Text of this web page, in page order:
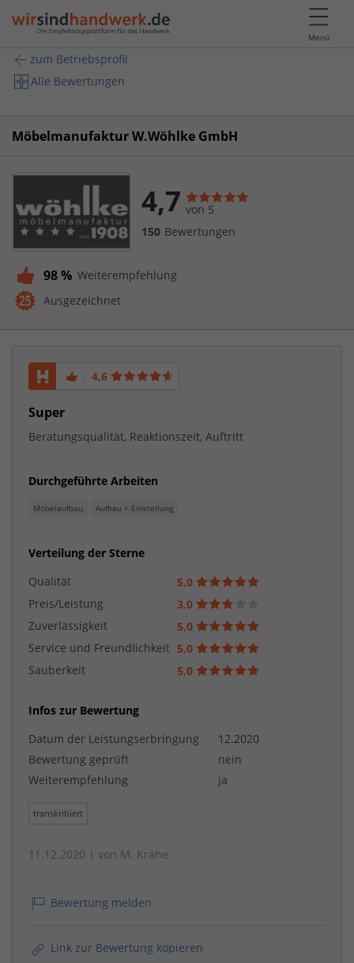
Menü
zum Betriebsprofil
Alle Bewertungen
Möbelmanufaktur W.Wöhlke GmbH
4,7 von 5
150 Bewertungen
98 % Weiterempfehlung
Ausgezeichnet
4,6
Super
Beratungsqualität, Reaktionszeit, Auftritt
Durchgeführte Arbeiten
Möbelaufbau Aufbau + Einstellung
Verteilung der Sterne
5,0
Qualität
3,0
Preis/Leistung
5,0
Zuverlässigkeit
5,0
Service und Freundlichkeit
5,0
Sauberkeit
Infos zur Bewertung
Datum der Leistungserbringung
12.2020
Bewertung geprüft
nein
Weiterempfehlung
ja
transkribiert
11.12.2020 | von M. Krähe
Bewertung melden
Link zur Bewertung kopieren